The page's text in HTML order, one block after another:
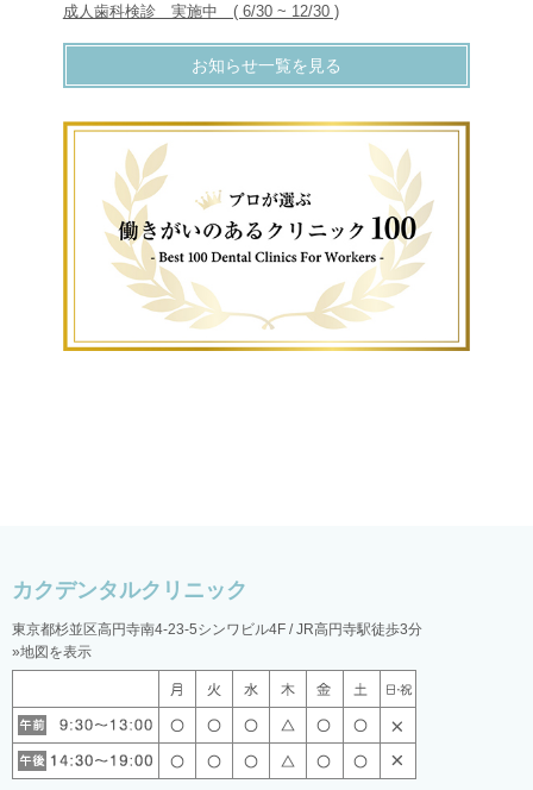
成人歯科検診 実施中 ( 6/30 ~ 12/30 )
お知らせ一覧を見る
東京都杉並区高円寺南4-23-5シンワビル4F / JR高円寺駅徒歩3分
»地図を表示